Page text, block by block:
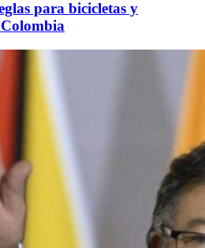
para bicicletas y
Colombia